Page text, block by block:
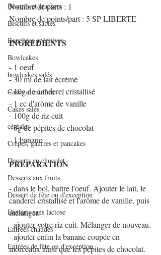
Biscuits et crackers
Biscuits et sablés
Bouchées apéritives
Bowlcakes
bowlcakes salés
Cakes et muffins
Cakes salés
céréales
Crêpes, gaufres et pancakes
Desserts au chocolat
Desserts aux fruits
Dessert de fête ou d'exception
Desserts sans lactose
Entrées chaudes
Entrées de fête ou d'exception
Nombre de parts : 1
Nombre de points/part : 5 SP LIBERTE
INGREDIENTS
- 1 oeuf
- 30 ml de lait écrémé
- 10g de canderel cristallisé
- 1 cc d'arôme de vanille
- 100g de riz cuit
- 8g de pépites de chocolat
- 1 banane
PREPARATION
- dans le bol, battre l'oeuf. Ajouter le lait, le
canderel cristallisé et l'arôme de vanille, puis
mélanger.
- ajouter votre riz cuit. Mélanger de nouveau.
- ajouter enfin la banane coupée en
morceaux ainsi que les pépites de chocolat.